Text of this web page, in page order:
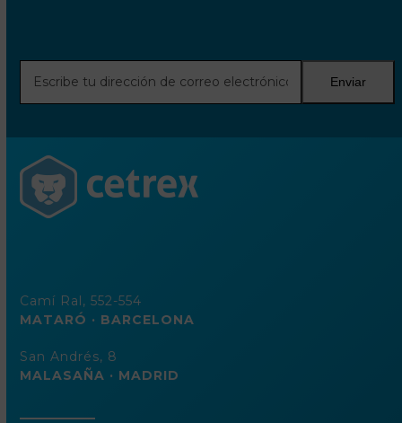
dirección
electrónico
Enviar
Camí Ral, 552-554
MATARÓ · BARCELONA
San Andrés, 8
MALASAÑA · MADRID